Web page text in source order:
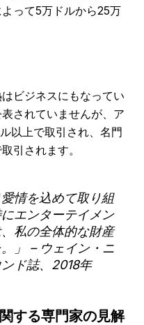
って5万ドルから25万
ビジネスにもなってい
されていませんが、ア
以上で取引され、名門
引されます。
情を込めて取り組
エンターテイメン
私の全体的な財産
」 – ウェイン・ニ
ド誌、2018年
する専門家の見解